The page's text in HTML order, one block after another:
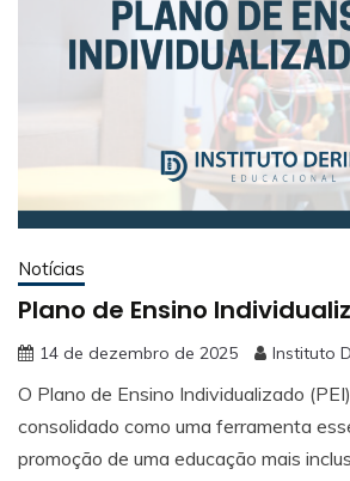
Notícias
Plano de Ensino
14 de dezembro de 2025 Instituto
O Plano de Ensino Individualizado
consolidado como uma ferramenta
promoção de uma educação mais